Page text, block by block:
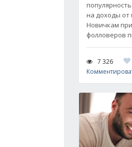
на доходы от
Новичкам
фолловеров
7 326